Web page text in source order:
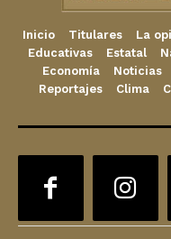
Inicio Titulares La
Educativas
Estatal
Economía
Noticias
Reportajes
Clima